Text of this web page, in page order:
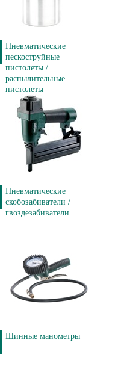
Пневматические
пескоструйные
пистолеты /
распылительные
пистолеты
Пневматические
скобозабиватели /
гвоздезабиватели
Шинные манометры